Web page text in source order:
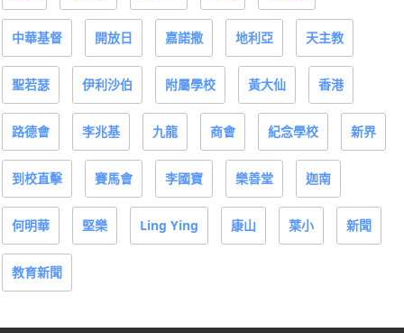
中華基督 開放日 嘉諾撒 地利亞 天主教
聖若瑟 伊利沙伯 附屬學校 黃大仙 香港
路德會 李兆基 九龍 商會 紀念學校 新界
到校直擊 賽馬會 李國寶 樂善堂 迦南
何明華 堅樂 Ling Ying 康山 葉小 新聞
教育新聞